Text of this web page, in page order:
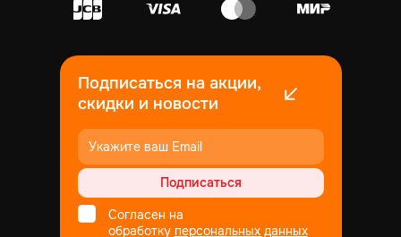
Подписаться на акции,
скидки и новости
Подписаться
Согласен на
обработку персональных данных